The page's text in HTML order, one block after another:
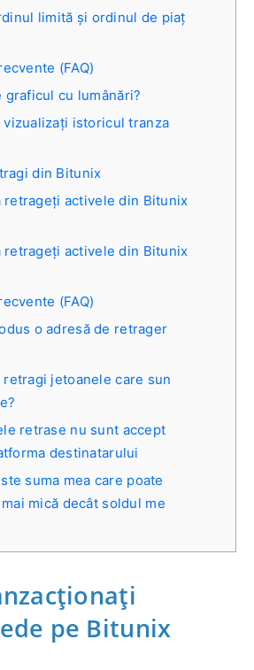
limită și ordinul de piaț
(FAQ)
graficul cu lumânări?
vizualizați istoricul tranza
din Bitunix
retrageți activele din Bitunix
retrageți activele din Bitunix
(FAQ)
o adresă de retrager
retragi jetoanele care sun
retrase nu sunt accept
destinatarului
suma mea care poate
mică decât soldul me
pe Bitunix